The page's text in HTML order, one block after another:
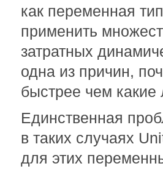
как переменная
применить
затратных
одна из причин,
быстрее чем
Единственная
в таких случаях
для этих